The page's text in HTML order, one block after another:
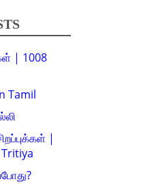
| 1008
Tamil
|